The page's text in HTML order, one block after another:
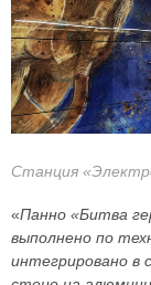
Станция
«Панно «Битва
выполнено по
интегрировано в